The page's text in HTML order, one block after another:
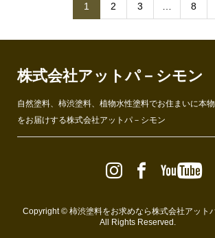
1 2 3 … 8
株式会社アットパ－シモン
自然塗料、柿渋塗料、植物水性塗料でお住まいに本
をお届けする株式会社アットパ－シモン
Copyright © 柿渋塗料をお求めなら株式会社アット
All Rights Reserved.